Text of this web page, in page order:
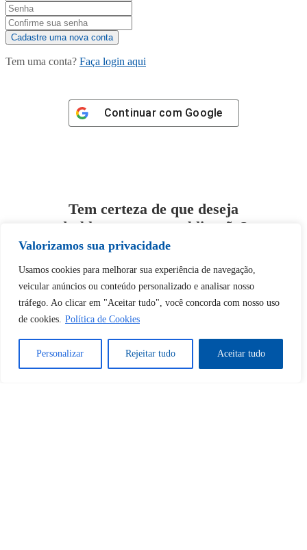
Valorizamos sua privacidade
Usamos cookies para melhorar sua experiência de navegação,
veicular anúncios ou conteúdo personalizado e analisar nosso
tráfego. Ao clicar em "Aceitar tudo", você concorda com nosso uso
de cookies. Política de Cookies
Personalizar Rejeitar tudo Aceitar tudo
Tem uma conta? Faça login aqui
Continuar com Google
Tem certeza de que deseja
desbloquear esta publicação?
Desbloquear esquerda : 0
Sim Não